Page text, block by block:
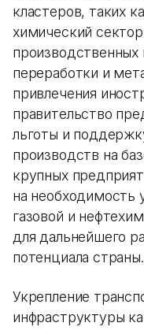
кластеров, таких
химический
переработки и
привлечения
правительство
льготы и
производств на
крупных
на необходимость
газовой и
для дальнейшего
потенциала страны​.
Укрепление
инфраструктуры